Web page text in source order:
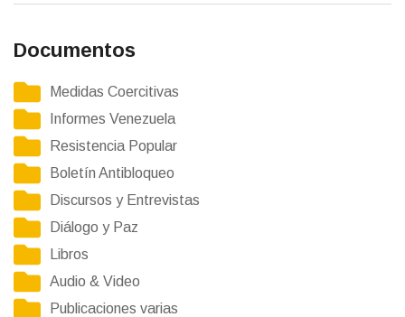
Documentos
Medidas Coercitivas
Informes Venezuela
Resistencia Popular
Boletín Antibloqueo
Discursos y Entrevistas
Diálogo y Paz
Libros
Audio & Video
Publicaciones varias